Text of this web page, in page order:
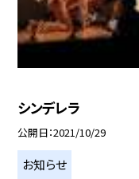
シンデレラ
公開日 2021/10/29
お知らせ